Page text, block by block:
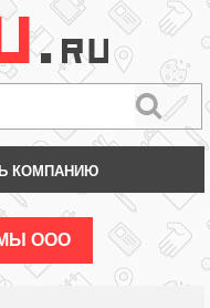
КОМПАНИЮ
ООО